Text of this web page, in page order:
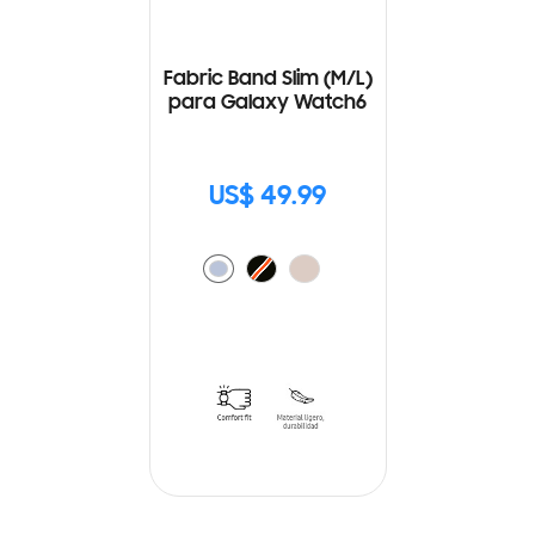
Fabric Band Slim (M/L)
para Galaxy Watch6
US$ 49.99